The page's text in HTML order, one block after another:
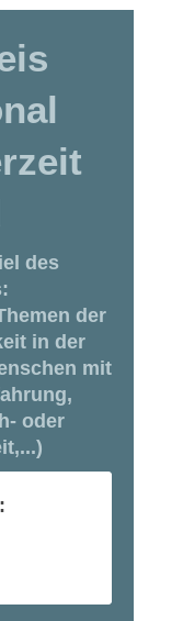
des
der
in der
mit
oder